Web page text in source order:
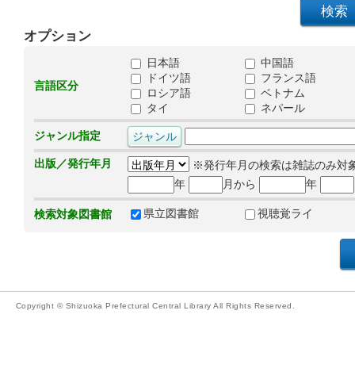
オプション
言語区分
日本語
中国語
ドイツ語
フランス語
ロシア語
ベトナム
タイ
ネパール
ジャンル指定
出版／発行年月
※発行年月の検索は雑誌のみ対
年
月から 年
検索対象図書館 県立図書館 視聴覚ライ
Copyright © Shizuoka Prefectural Central Library All Rights Reserved.